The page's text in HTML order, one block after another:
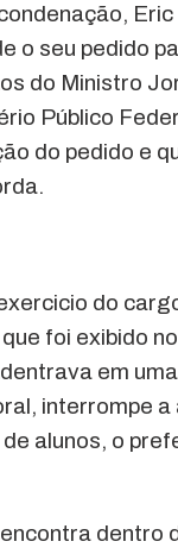
o seu pedido
do Ministro
Público
do pedido e
do
foi exibido
em
interrompe a
alunos, o
dentro